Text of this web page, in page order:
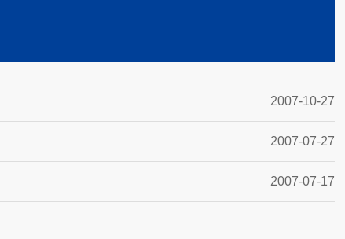
2007-10-27
2007-07-27
2007-07-17